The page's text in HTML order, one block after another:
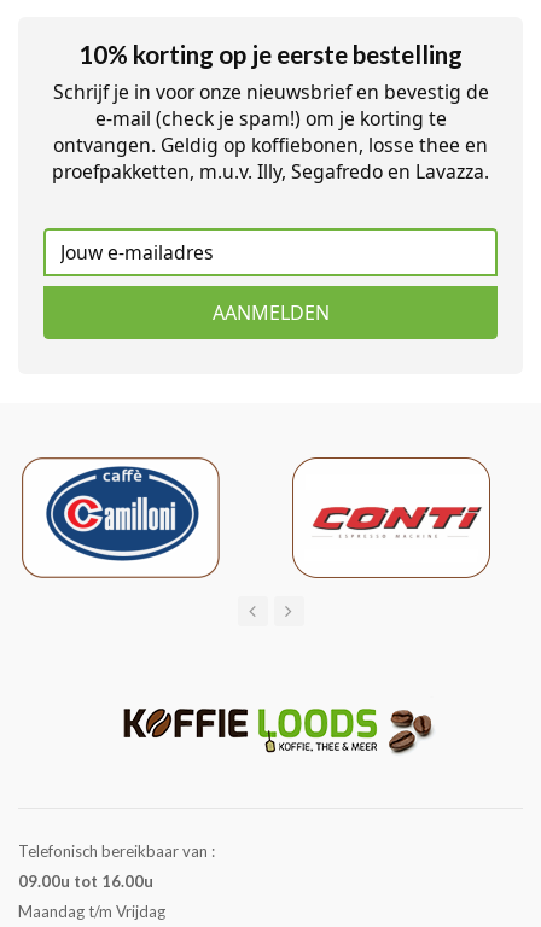
10% korting op je eerste bestelling
Schrijf je in voor onze nieuwsbrief en bevestig de
e-mail (check je spam!) om je korting te
ontvangen. Geldig op koffiebonen, losse thee en
proefpakketten, m.u.v. Illy, Segafredo en Lavazza.
AANMELDEN
Telefonisch bereikbaar van :
09.00u tot 16.00u
Maandag t/m Vrijdag